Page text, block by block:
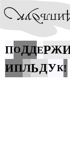
ПОДДЕРЖ
ИПЛЬДУК!